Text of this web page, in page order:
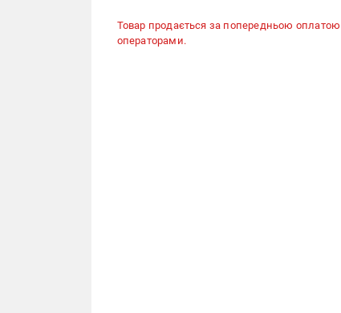
Товар продається за попередньою
операторами.